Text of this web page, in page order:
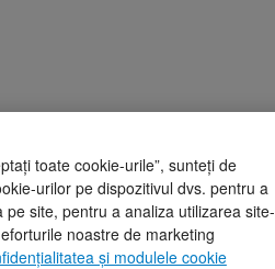
toate cookie-urile”, sunteți de
urilor pe dispozitivul dvs. pentru a
site, pentru a analiza utilizarea site-
noastre de marketing
și modulele cookie